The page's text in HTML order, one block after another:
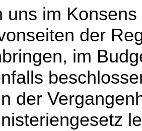
uns im
der
im
der